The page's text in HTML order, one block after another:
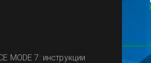
MODE 7: инструкции